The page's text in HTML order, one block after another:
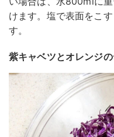
けます。塩で表面をこ
す。
紫キャベツとオレンジ